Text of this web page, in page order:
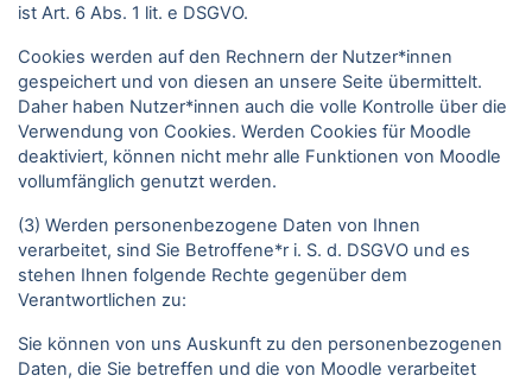
ist Art. 6 Abs. 1 lit. e DSGVO.
Cookies werden auf den Rechnern der Nutzer*innen
gespeichert und von diesen an unsere Seite übermittelt.
Daher haben Nutzer*innen auch die volle Kontrolle über die
Verwendung von Cookies. Werden Cookies für Moodle
deaktiviert, können nicht mehr alle Funktionen von Moodle
vollumfänglich genutzt werden.
(3) Werden personenbezogene Daten von Ihnen
verarbeitet, sind Sie Betroffene*r i. S. d. DSGVO und es
stehen Ihnen folgende Rechte gegenüber dem
Verantwortlichen zu:
Sie können von uns Auskunft zu den personenbezogenen
Daten, die Sie betreffen und die von Moodle verarbeitet